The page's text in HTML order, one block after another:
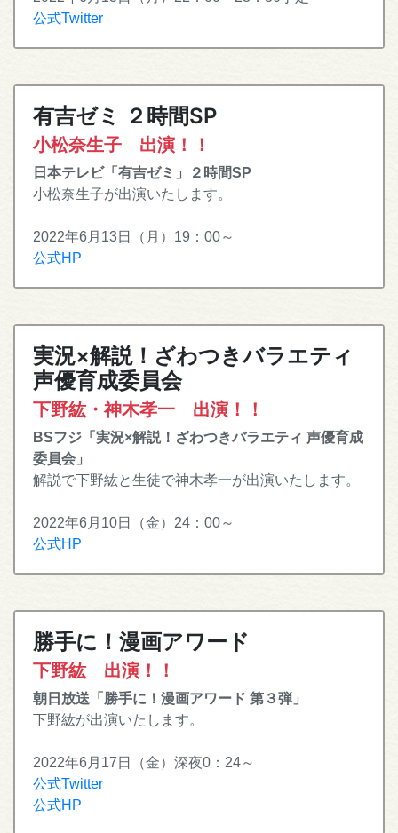
公式Twitter
有吉ゼミ ２時間SP
小松奈生子 出演！！
日本テレビ「有吉ゼミ」２時間SP
小松奈生子が出演いたします。
2022年6月13日（月）19：00～
公式HP
実況×解説！ざわつきバラエティ
声優育成委員会
下野紘・神木孝一 出演！！
BSフジ「実況×解説！ざわつきバラエティ 声優育成
委員会」
解説で下野紘と生徒で神木孝一が出演いたします。
2022年6月10日（金）24：00～
公式HP
勝手に！漫画アワード
下野紘 出演！！
朝日放送「勝手に！漫画アワード 第３弾」
下野紘が出演いたします。
2022年6月17日（金）深夜0：24～
公式Twitter
公式HP